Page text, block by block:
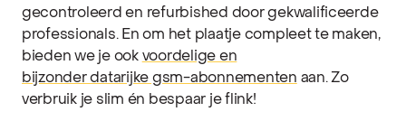
gecontroleerd en refurbished door gekwalificeerde
professionals. En om het plaatje compleet te maken,
bieden we je ook voordelige en
bijzonder datarijke gsm-abonnementen aan. Zo
verbruik je slim én bespaar je flink!